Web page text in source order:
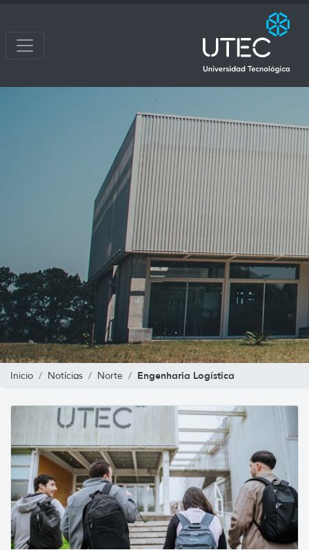
Inicio Notícias Norte Engenharia Logística